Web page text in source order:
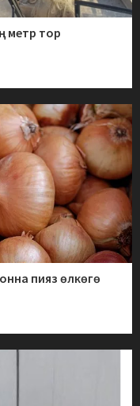
метр тор
пияз өлкөгө